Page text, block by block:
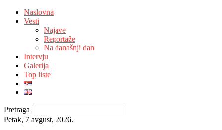
Naslovna
Vesti
Najave
Reportaže
Na današnji dan
Intervju
Galerija
Top liste
Pretraga
Petak, 7 avgust, 2026.